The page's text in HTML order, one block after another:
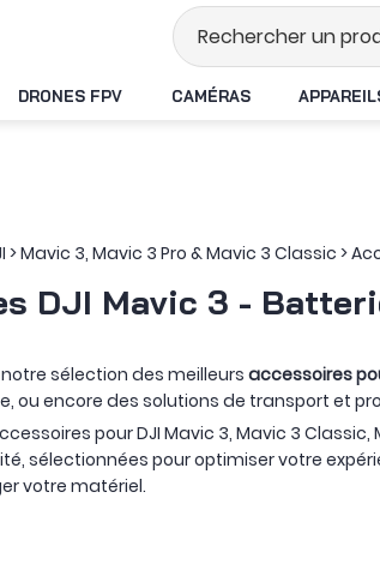
Stock en temps réel
DRONES FPV CAMÉRAS
>Mavic 3, Mavic 3 Pro & Mavic 3 Classic >
DJI Mavic 3 -
sélection des meilleurs accessoires
ou encore des solutions de transport et
pour DJI Mavic 3, Mavic 3 Classic,
sélectionnées pour optimiser votre
votre matériel.